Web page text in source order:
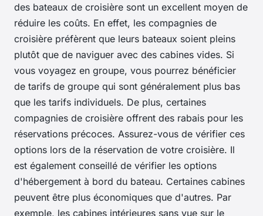
des bateaux de croisière sont un excellent moyen de
réduire les coûts. En effet, les compagnies de
croisière préfèrent que leurs bateaux soient pleins
plutôt que de naviguer avec des cabines vides. Si
vous voyagez en groupe, vous pourrez bénéficier
de tarifs de groupe qui sont généralement plus bas
que les tarifs individuels. De plus, certaines
compagnies de croisière offrent des rabais pour les
réservations précoces. Assurez-vous de vérifier ces
options lors de la réservation de votre croisière. Il
est également conseillé de vérifier les options
d'hébergement à bord du bateau. Certaines cabines
peuvent être plus économiques que d'autres. Par
exemple, les cabines intérieures sans vue sur le